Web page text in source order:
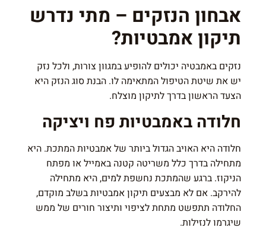
אבחון הנזקים – מתי נדרש
תיקון אמבטיות?
נזקים באמבטיה יכולים להופיע במגוון צורות, ולכל נזק
יש את שיטת הטיפול המתאימה לו. הבנת סוג הנזק היא
הצעד הראשון בדרך לתיקון מוצלח.
חלודה באמבטיות פח ויציקה
חלודה היא האויב הגדול ביותר של אמבטיות המתכת. היא
מתחילה בדרך כלל משריטה קטנה באמייל או מפתח
הניקוז. ברגע שהמתכת נחשפת למים, היא מתחילה
להירקב. אם לא מבצעים תיקון אמבטיות בשלב מוקדם,
החלודה תתפשט מתחת לציפוי ותיצור חורים של ממש
שיגרמו לנזילות.